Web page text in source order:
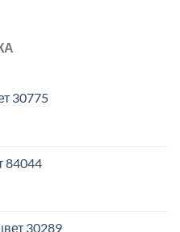
30775
84044
30289